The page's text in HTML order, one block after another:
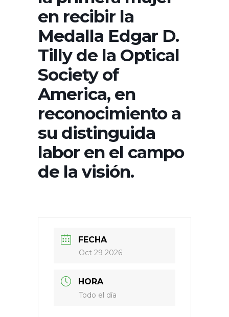
en recibir la
Medalla Edgar D.
Tilly de la Optical
Society of
America, en
reconocimiento a
su distinguida
labor en el campo
de la visión.
FECHA
Oct 29 2026
HORA
Todo el día